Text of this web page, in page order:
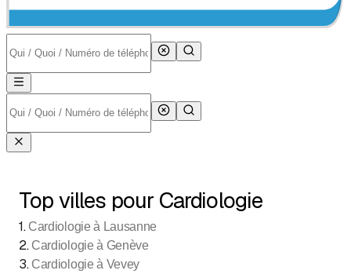
Top villes pour Cardiologie
1. Cardiologie à Lausanne
2. Cardiologie à Genève
3. Cardiologie à Vevey